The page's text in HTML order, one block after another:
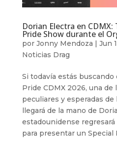
Dorian Electra en
Pride Show durante el
por Jonny Mendoza | Jun
Noticias Drag
Si todavía estás
Pride CDMX 2026, una de
peculiares y esperadas
llegará de la mano de
estadounidense regresará
para presentar un Special